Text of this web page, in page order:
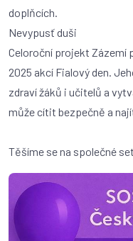
doplňcích.
Nevypusť duši
Celoroční projekt Zázemí
2025 akcí Fialový den.
zdraví žáků i učitelů a
může cítit bezpečně a
Těšíme se na společné